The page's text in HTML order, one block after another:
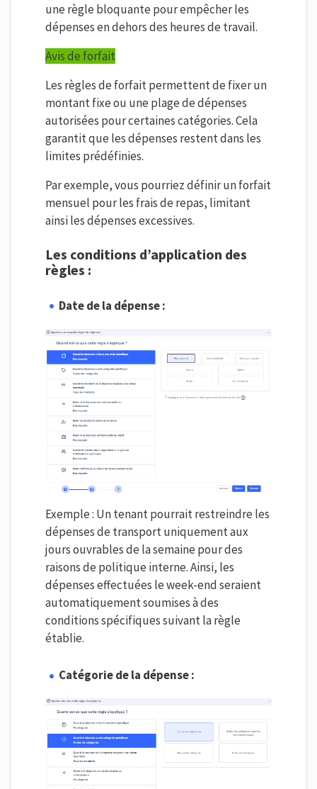
une règle bloquante pour empêcher les
dépenses en dehors des heures de travail.
Avis de forfait
Les règles de forfait permettent de fixer un
montant fixe ou une plage de dépenses
autorisées pour certaines catégories. Cela
garantit que les dépenses restent dans les
limites prédéfinies.
Par exemple, vous pourriez définir un forfait
mensuel pour les frais de repas, limitant
ainsi les dépenses excessives.
Les conditions d’application des
règles :
Date de la dépense :
Exemple : Un tenant pourrait restreindre les
dépenses de transport uniquement aux
jours ouvrables de la semaine pour des
raisons de politique interne. Ainsi, les
dépenses effectuées le week-end seraient
automatiquement soumises à des
conditions spécifiques suivant la règle
établie.
Catégorie de la dépense :